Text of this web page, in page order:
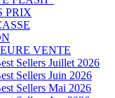
PRIX
VENTE
Sellers Juillet 2026
Sellers Juin 2026
Sellers Mai 2026